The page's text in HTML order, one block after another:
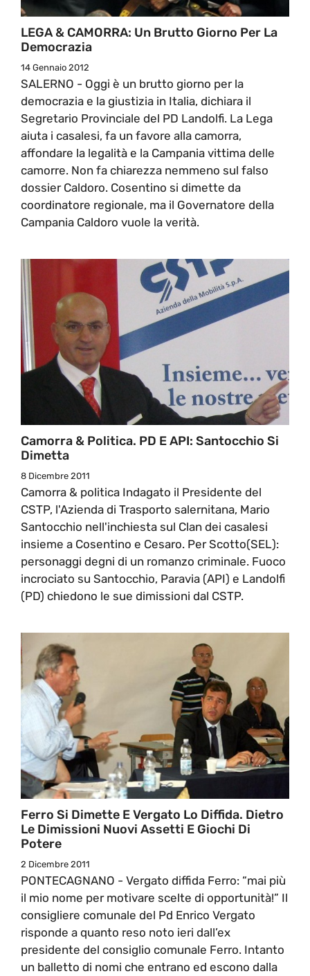
LEGA & CAMORRA: Un Brutto Giorno Per La
Democrazia
14 Gennaio 2012
SALERNO - Oggi è un brutto giorno per la
democrazia e la giustizia in Italia, dichiara il
Segretario Provinciale del PD Landolfi. La Lega
aiuta i casalesi, fa un favore alla camorra,
affondare la legalità e la Campania vittima delle
camorre. Non fa chiarezza nemmeno sul falso
dossier Caldoro. Cosentino si dimette da
coordinatore regionale, ma il Governatore della
Campania Caldoro vuole la verità.
Camorra & Politica. PD E API: Santocchio Si
Dimetta
8 Dicembre 2011
Camorra & politica Indagato il Presidente del
CSTP, l'Azienda di Trasporto salernitana, Mario
Santocchio nell'inchiesta sul Clan dei casalesi
insieme a Cosentino e Cesaro. Per Scotto(SEL):
personaggi degni di un romanzo criminale. Fuoco
incrociato su Santocchio, Paravia (API) e Landolfi
(PD) chiedono le sue dimissioni dal CSTP.
Ferro Si Dimette E Vergato Lo Diffida. Dietro
Le Dimissioni Nuovi Assetti E Giochi Di
Potere
2 Dicembre 2011
PONTECAGNANO - Vergato diffida Ferro: “mai più
il mio nome per motivare scelte di opportunità!” Il
consigliere comunale del Pd Enrico Vergato
risponde a quanto reso noto ieri dall’ex
presidente del consiglio comunale Ferro. Intanto
un balletto di nomi che entrano ed escono dalla